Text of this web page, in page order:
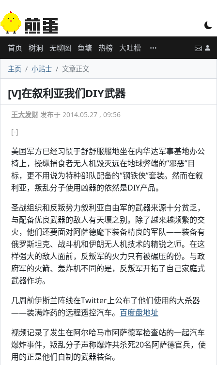
首页 树洞 无聊图 鱼塘 热榜 大吐槽
主页 小贴士 文章正文
[V]在叙利亚我们DIY武器
王大发财 发布于 2014.05.27 , 09:56
[-]
美国军方已经习惯于舒舒服服地坐在内华达军事基地办公
椅上，操纵捕食者无人机毁灭远在地球弊端的“邪恶”目
标，更不用说为特种部队配备的“钢铁侠”套装。然而在叙
利亚，叛乱分子使用凶器的依然是DIY产品。
圣战组织和反叛势力叙利亚自由军的武器来源十分贫乏，
与配备优良武器的敌人有天壤之别。除了越来越频繁的交
火，他们还要面对阿萨德麾下装备精良的军队——装备有
俄罗斯坦克、战斗机和伊朗无人机技术的精锐之师。在这
样强大的敌人面前，反叛军的火力只有被碾压的份。与政
府军的火箭、轰炸机不同的是，反叛军开拓了自己家庭式
武器作坊。
几周前伊斯兰阵线在Twitter上公布了他们使用的大杀器
——装满炸药的远程遥控汽车。 百度盘地址
视频记录了发生在阿尔哈马市阿萨德军检查站的一起汽车
爆炸事件，叛乱分子声称爆炸共杀死20名阿萨德官兵，使
用的正是他们自制的武器装备。